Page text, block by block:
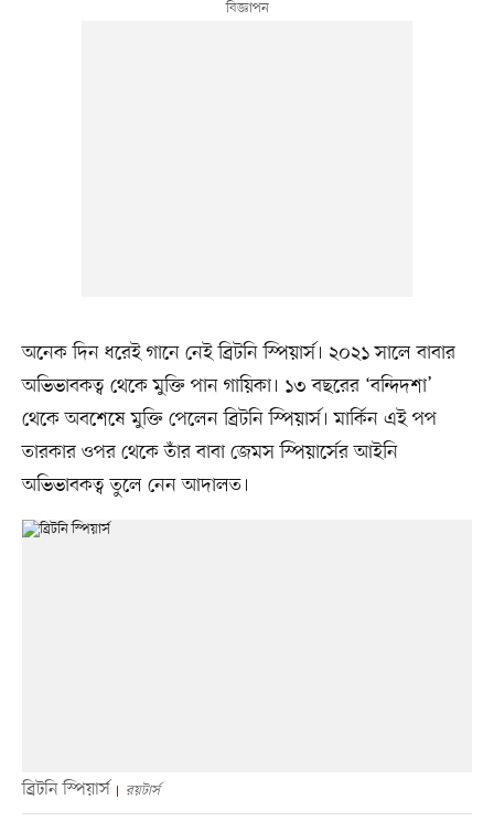
অনেক দিন ধরেই গানে নেই ব্রিটনি স্পিয়ার্স। ২০২১ সালে বাবার
অভিভাবকত্ব থেকে মুক্তি পান গায়িকা। ১৩ বছরের ‘বন্দিদশা’
থেকে অবশেষে মুক্তি পেলেন ব্রিটনি স্পিয়ার্স। মার্কিন এই পপ
তারকার ওপর থেকে তাঁর বাবা জেমস স্পিয়ার্সের আইনি
অভিভাবকত্ব তুলে নেন আদালত।
ব্রিটনি স্পিয়ার্স রয়টার্স